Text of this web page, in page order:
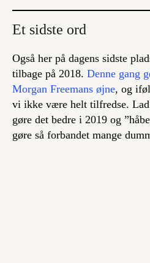
Et sidste ord
Også her på dagens sidste
tilbage på 2018. Denne gang
Morgan Freemans øjne, og
vi ikke være helt tilfredse.
gøre det bedre i 2019 og
gøre så forbandet mange